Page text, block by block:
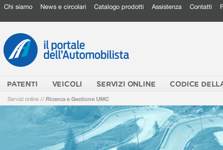
Chi siamo News e circolari Catalogo prodotti Assistenza Contatti
PATENTI VEICOLI SERVIZI ONLINE CODICE
Servizi online // Ricerca e Gestione UMC